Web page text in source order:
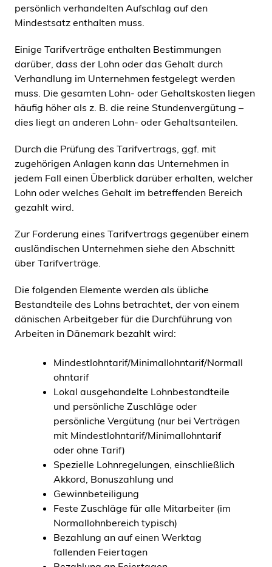
persönlich verhandelten Aufschlag auf den
Mindestsatz enthalten muss.
Einige Tarifverträge enthalten Bestimmungen
darüber, dass der Lohn oder das Gehalt durch
Verhandlung im Unternehmen festgelegt werden
muss. Die gesamten Lohn- oder Gehaltskosten liegen
häufig höher als z. B. die reine Stundenvergütung –
dies liegt an anderen Lohn- oder Gehaltsanteilen.
Durch die Prüfung des Tarifvertrags, ggf. mit
zugehörigen Anlagen kann das Unternehmen in
jedem Fall einen Überblick darüber erhalten, welcher
Lohn oder welches Gehalt im betreffenden Bereich
gezahlt wird.
Zur Forderung eines Tarifvertrags gegenüber einem
ausländischen Unternehmen siehe den Abschnitt
über Tarifverträge.
Die folgenden Elemente werden als übliche
Bestandteile des Lohns betrachtet, der von einem
dänischen Arbeitgeber für die Durchführung von
Arbeiten in Dänemark bezahlt wird:
Mindestlohntarif/Minimallohntarif/Normall
ohntarif
Lokal ausgehandelte Lohnbestandteile
und persönliche Zuschläge oder
persönliche Vergütung (nur bei Verträgen
mit Mindestlohntarif/Minimallohntarif
oder ohne Tarif)
Spezielle Lohnregelungen, einschließlich
Akkord, Bonuszahlung und
Gewinnbeteiligung
Feste Zuschläge für alle Mitarbeiter (im
Normallohnbereich typisch)
Bezahlung an auf einen Werktag
fallenden Feiertagen